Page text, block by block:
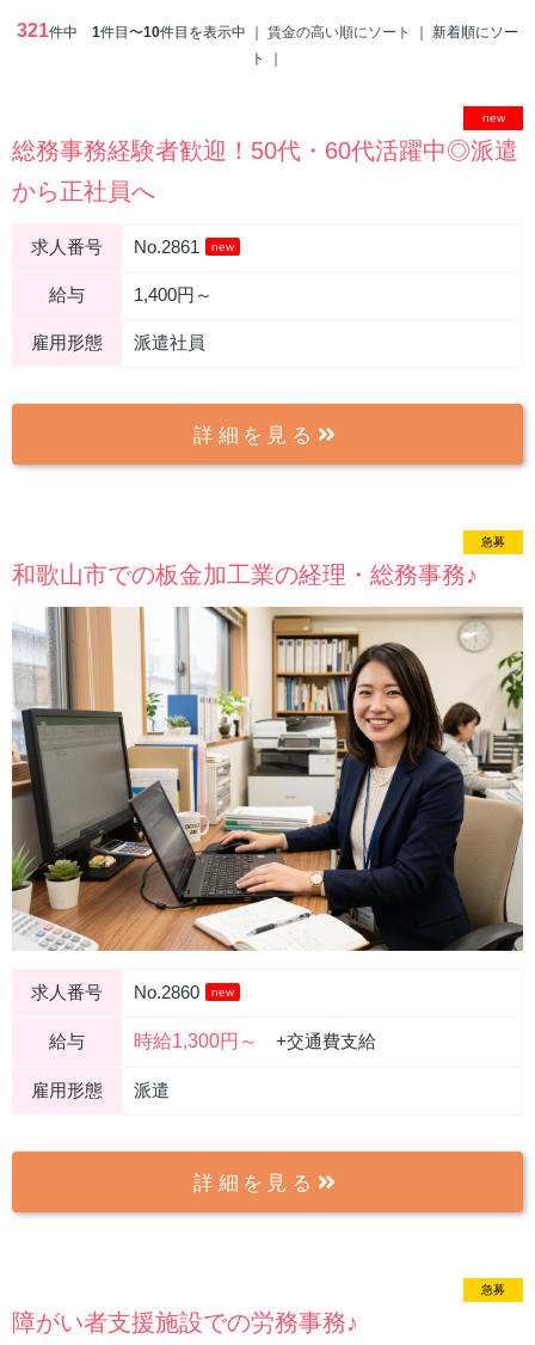
321件中 1件目〜10件目を表示中 ｜ 賃金の高い順にソート
｜ 新着順にソー
ト ｜
new
総務事務経験者歓迎！50代・60代活躍中◎派遣
から正社員へ
求人番号 No.2861 new
給与 1,400円～
雇用形態 派遣社員
詳細を見る
new
急募
和歌山市での板金加工業の経理・総務事務♪
求人番号 No.2860 new
給与 時給1,300円～ +交通費支給
雇用形態 派遣
詳細を見る
new
急募
障がい者支援施設での労務事務♪